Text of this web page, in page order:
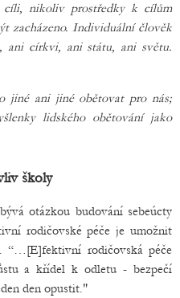
cíli, nikoliv prostředky k cílům
zacházeno. Individuální člověk
ani církvi, ani státu, ani světu.
jiné ani jiné obětovat pro nás;
lidského obětování jako
školy
otázkou budování sebeúcty
rodičovské péče je umožnit
“…[E]fektivní rodičovská péče
a křídel k odletu - bezpečí
den opustit."